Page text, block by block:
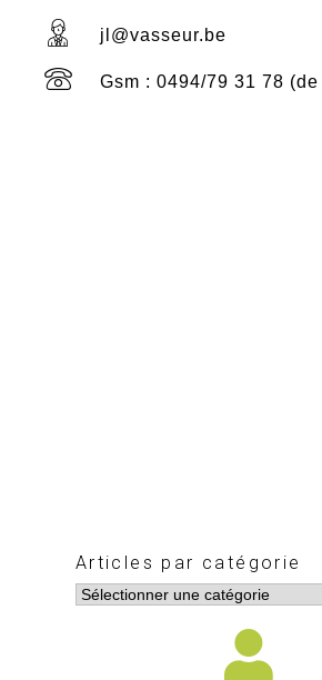
jl@vasseur.be
Gsm : 0494/79 31 78
Articles par catégorie